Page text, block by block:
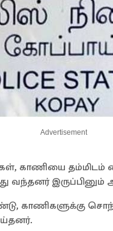
Advertisement
காணியை தம்மிடம்
வந்தனர்
காணிகளுக்கு